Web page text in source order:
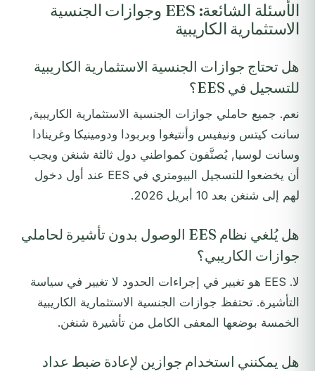
الأسئلة الشائعة: EES وجوازات الجنسية
الاستثمارية الكاريبية
هل تحتاج جوازات الجنسية الاستثمارية الكاريبية
للتسجيل في EES؟
نعم. جميع حاملي جوازات الجنسية الاستثمارية الكاريبية,
سانت كيتس ونيفيس وأنتيغوا وبربودا ودومينيكا وغرينادا
وسانت لوسيا, يُصنَّفون كمواطني دول ثالثة شنغن ويجب
أن يخضعوا للتسجيل البيومتري في EES عند أول دخول
لهم إلى شنغن بعد 10 أبريل 2026.
هل يُلغي نظام EES الوصول بدون تأشيرة لحاملي
جوازات الكاريبي؟
لا. EES هو تغيير في إجراءات الحدود لا تغيير في سياسة
التأشيرة. تحتفظ جوازات الجنسية الاستثمارية الكاريبية
الخمسة بوضعها المعفى الكامل من تأشيرة شنغن.
هل يمكنني استخدام جوازين لإعادة ضبط عداد